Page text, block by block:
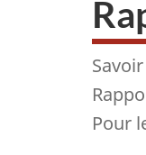
Pour